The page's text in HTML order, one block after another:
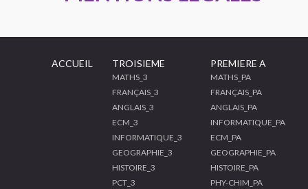
ACCUEIL TROISIEME
MATHS_3
FRANÇAIS_3
ANGLAIS_3
ECM_3
INFORMATIQUE_3
GEOGRAPHIE_3
HISTOIRE_3
PCT_3
PREMIERE A
MATHS_PA
FRANÇAIS_PA
ANGLAIS_PA
INFORMATIQUE_PA
ECM_PA
GEOGRAPHIE_PA
HISTOIRE_PA
PHY-CHIM_PA